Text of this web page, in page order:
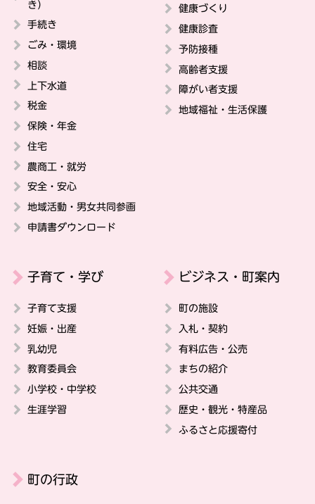
き）
手続き
ごみ・環境
相談
上下水道
税金
保険・年金
住宅
農商工・就労
安全・安心
地域活動・男女共同参画
申請書ダウンロード
健康づくり
健康診査
予防接種
高齢者支援
障がい者支援
地域福祉・生活保護
子育て・学び
子育て支援
妊娠・出産
乳幼児
教育委員会
小学校・中学校
生涯学習
ビジネス・町案内
町の施設
入札・契約
有料広告・公売
まちの紹介
公共交通
歴史・観光・特産品
ふるさと応援寄付
町の行政